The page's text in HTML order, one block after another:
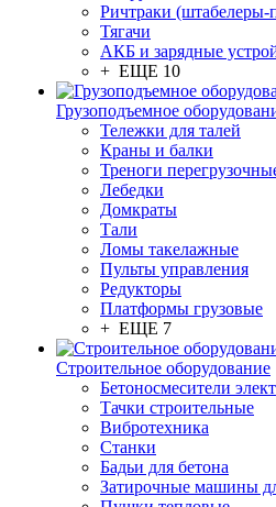
Ричтраки (штабелеры-
Тягачи
АКБ и зарядные
+ ЕЩЕ 10
Грузоподъемное
Тележки для талей
Краны и балки
Треноги
Лебедки
Домкраты
Тали
Ломы такелажные
Пульты управления
Редукторы
Платформы грузовые
+ ЕЩЕ 7
Строительное оборудование
Бетоносмесители
Тачки строительные
Вибротехника
Станки
Бадьи для бетона
Затирочные машины